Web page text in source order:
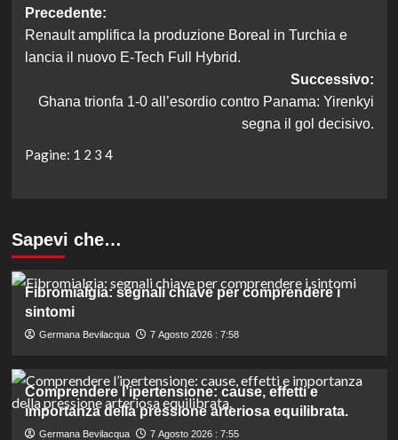
Navigazione
articolo
Precedente:
Renault amplifica la produzione Boreal in Turchia e
lancia il nuovo E-Tech Full Hybrid.
Successivo:
Ghana trionfa 1-0 all’esordio contro Panama: Yirenkyi
segna il gol decisivo.
Pagine: 1 2 3 4
Sapevi che…
Fibromialgia: segnali chiave per comprendere i
sintomi
Germana Bevilacqua 7 Agosto 2026 : 7:58
Comprendere l’ipertensione: cause, effetti e
importanza della pressione arteriosa equilibrata.
Germana Bevilacqua 7 Agosto 2026 : 7:55